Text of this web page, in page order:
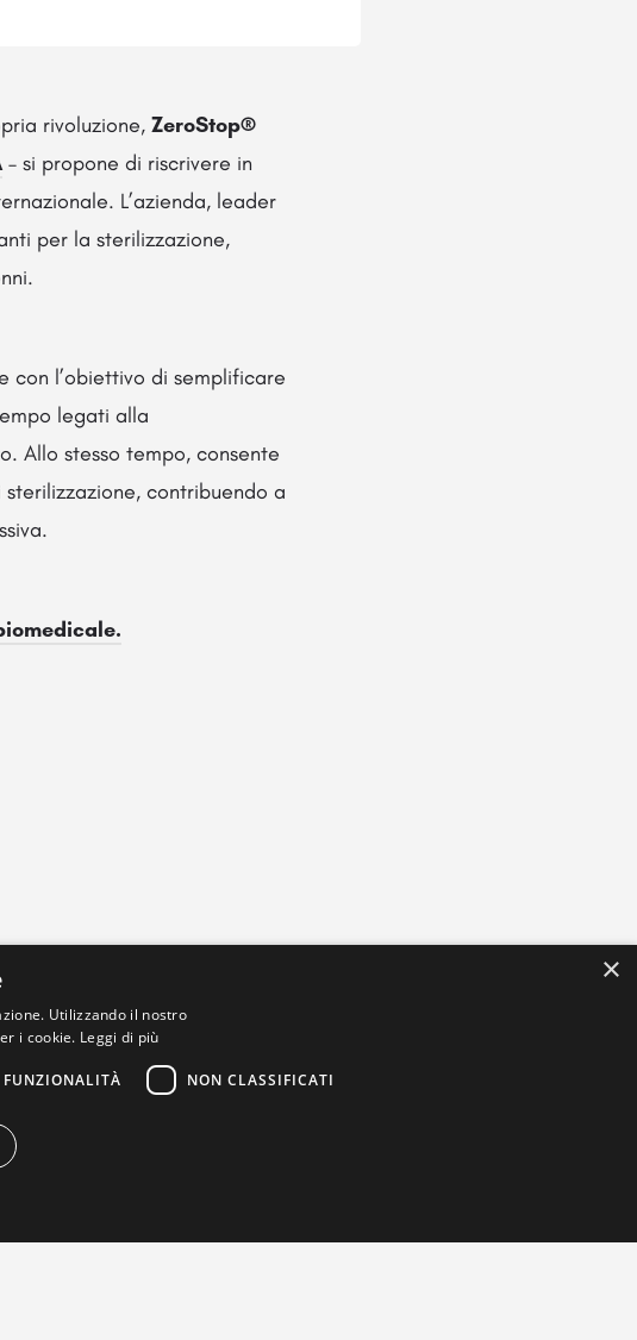
rivoluzione, ZeroStop®
– si propone di riscrivere in
L’azienda, leader
per la sterilizzazione,
con l’obiettivo di semplificare
legati alla
Allo stesso tempo, consente
contribuendo a
×
Utilizzando il nostro
i cookie. Leggi di più
FUNZIONALITÀ NON CLASSIFICATI